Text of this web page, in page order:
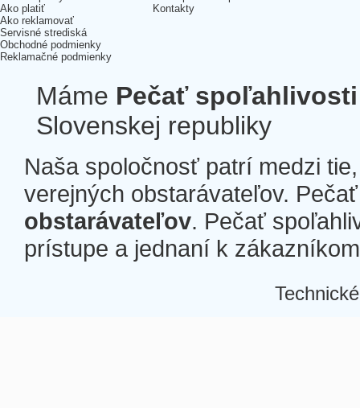
Ako platiť
Ako reklamovať
Servisné strediská
Obchodné podmienky
Reklamačné podmienky
Kontakty
Máme Pečať spoľahlivosti
Slovenskej republiky
Naša spoločnosť patrí medzi
verejných obstarávateľov.
obstarávateľov. Pečať
prístupe a jednaní k